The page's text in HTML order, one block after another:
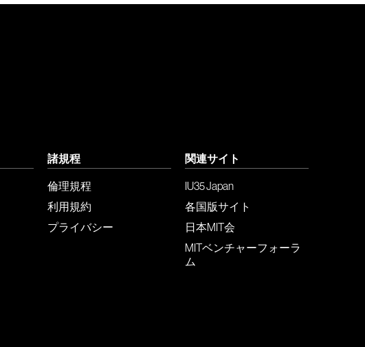
諸規程
倫理規程
利用規約
プライバシー
関連サイト
IU35 Japan
各国版サイト
日本MIT会
MITベンチャーフォーラ
ム